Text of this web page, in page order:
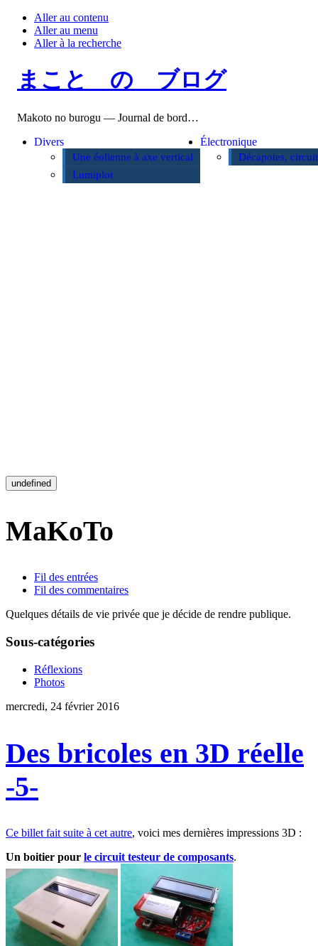
Aller au contenu
Aller au menu
Aller à la recherche
まこと の ブログ
Makoto no burogu — Journal de bord…
Divers
Une éolienne à axe vertical
Lumiplot
Électronique
Décapotes,
undefined
MaKoTo
Fil des entrées
Fil des commentaires
Quelques détails de vie privée que je décide de rendre publique.
Sous-catégories
Réflexions
Photos
mercredi, 24 février 2016
Des bricoles en 3D réelle
-5-
Ce billet fait suite à cet autre, voici mes dernières impressions 3D :
Un boitier pour le circuit testeur de composants.